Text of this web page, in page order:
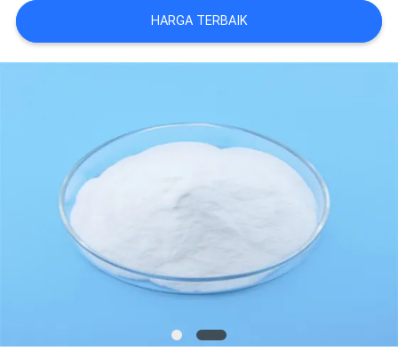
MINTA
KUTIPAN
KEBIJAKAN
PRIBADI
HARGA TERBAIK